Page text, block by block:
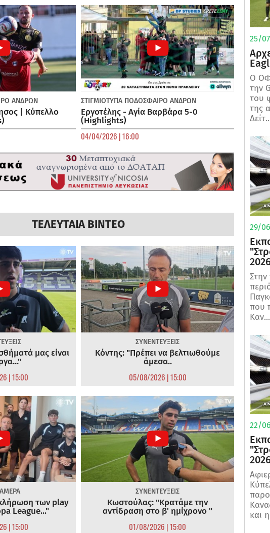
ΑΝΔΡΏΝ
| Κύπελλο
ΣΤΙΓΜΙΟΤΥΠΑ ΠΟΔΌΣΦΑΙΡΟ ΑΝΔΡΏΝ
Εργοτέλης - Αγία Βαρβάρα 5-0
(Highlights)
04/04/2026 | 16:00
ΤΕΛΕΥΤΑΙΑ ΒΙΝΤΕΟ
μας είναι
| 15:00
ΣΥΝΕΝΤΕΥΞΕΙΣ
Κόντης: "Πρέπει να βελτιωθούμε
άμεσα..
05/08/2026 | 15:00
των play
League..."
| 15:00
ΣΥΝΕΝΤΕΥΞΕΙΣ
Κωστούλας: "Κρατάμε την
αντίδραση στο β' ημίχρονο "
01/08/2026 | 15:00
25/
Ο
την
του
της
29/
Στην
που
Καν...
22/
και